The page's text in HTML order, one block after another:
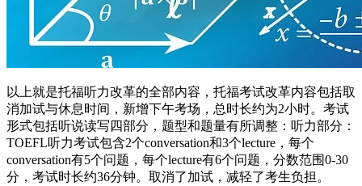
以上就是托福听力改革的全部内容，托福考试改革内容包括取
消加试与休息时间，新增下午考场，总时长约为2小时。考试
形式包括听说读写四部分，题型和题量有所调整：听力部分：
TOEFL听力考试包含2个conversation和3个lecture，每个
conversation有5个问题，每个lecture有6个问题，分数范围0-30
分，考试时长约36分钟。取消了加试，减轻了考生负担。